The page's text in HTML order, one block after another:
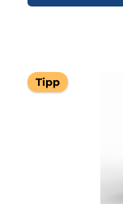
Tipp